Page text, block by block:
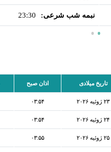
نبمه شب شرعی: 23:30
تاریخ میلادی اذان صبح
۲۳ ژوئیه ۲۰۲۶ ۰۳:۵۴
۲۴ ژوئیه ۲۰۲۶ ۰۳:۵۴
۲۵ ژوئیه ۲۰۲۶ ۰۳:۵۵